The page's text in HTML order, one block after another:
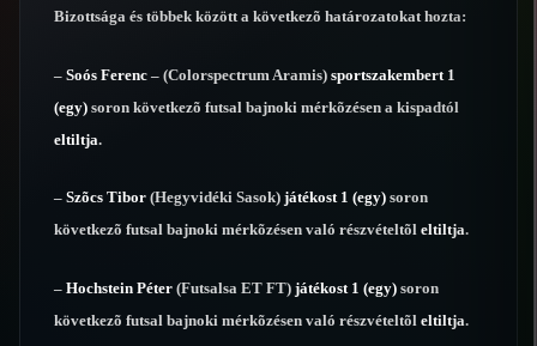
Bizottsága és többek között a következõ határozatokat hozta:
– Soós Ferenc – (Colorspectrum Aramis) sportszakembert 1
(egy) soron következõ futsal bajnoki mérkõzésen a kispadtól
eltiltja.
– Szõcs Tibor (Hegyvidéki Sasok) játékost 1 (egy) soron
következõ futsal bajnoki mérkõzésen való részvételtõl eltiltja.
– Hochstein Péter (Futsalsa ET FT) játékost 1 (egy) soron
következõ futsal bajnoki mérkõzésen való részvételtõl eltiltja.